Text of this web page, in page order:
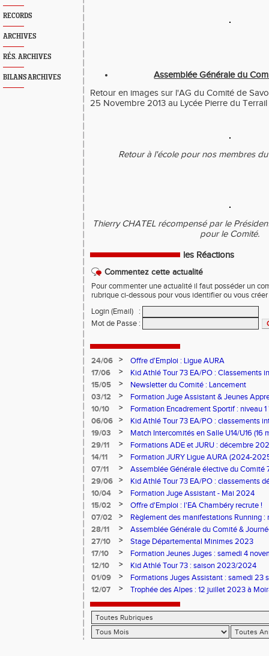
RECORDS
ARCHIVES
RÉS. ARCHIVES
BILANS ARCHIVES
Assemblée Générale du
Retour en images sur l'AG du Comité de
25 Novembre 2013 au Lycée Pierre du
Retour à l'école pour nos membres
Thierry CHATEL récompensé par le
pour le Comité.
les Réactions
Commentez cette actualité
Pour commenter une actualité il faut posséder un
rubrique ci-dessous pour vous identifier ou vous
Login (Email)
:
Mot de Passe :
24/06 >
Offre d'Emploi : Ligue AURA
17/06
>
Kid Athlé Tour 73 EA/PO : Classements
15/05
>
Newsletter du Comité : Lancement
03/12
>
Formation Juge Assistant & Jeunes
Aix-les-Bains
10/10 >
Formation Encadrement Sportif : niveau
2025 à Pontcharra)
06/06 >
Kid Athlé Tour 73 EA/PO : classements
19/03
>
Match Intercomités en Salle U14/U16 (16
29/11
>
Formations ADE et JURU : décembre
14/11
>
Formation JURY Ligue AURA (2024-
07/11
>
Assemblée Générale élective du Comité
29/06
>
Kid Athlé Tour 73 EA/PO : classements
10/04
>
Formation Juge Assistant - Mai 2024
15/02
>
Offre d'Emploi : l'EA Chambéry recrute !
07/02
>
Règlement des manifestations Running :
28/11
>
Assemblée Générale du Comité &
27/10
>
Stage Départemental Minimes 2023
17/10
>
Formation Jeunes Juges : samedi 4
12/10
>
Kid Athlé Tour 73 : saison 2023/2024
01/09
>
Formations Juges Assistant : samedi 23
12/07
> Trophée des Alpes : 12 juillet 2023 à